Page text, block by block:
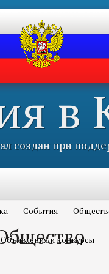
в
создан при
События
Объявления и конкурсы